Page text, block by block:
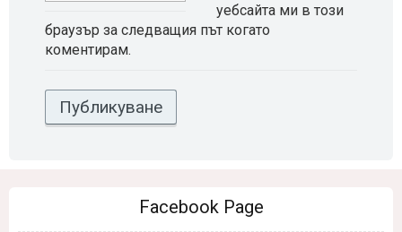
уебсайта ми в този
браузър за следващия път когато
коментирам.
Facebook Page